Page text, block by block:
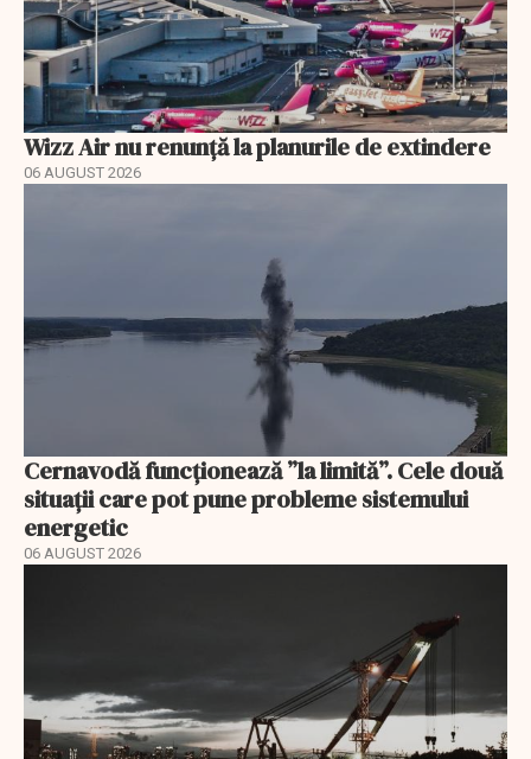
Wizz Air nu renunță la planurile de extindere
06 AUGUST 2026
Cernavodă funcționează ”la limită”. Cele două
situații care pot pune probleme sistemului
energetic
06 AUGUST 2026